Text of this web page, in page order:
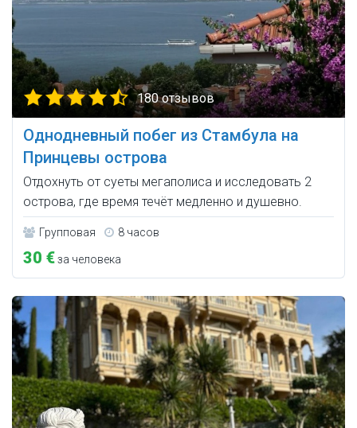
180 отзывов
Однодневный побег из Стамбула на
Принцевы острова
Отдохнуть от суеты мегаполиса и исследовать 2
острова, где время течёт медленно и душевно.
Групповая 8 часов
30 €за человека